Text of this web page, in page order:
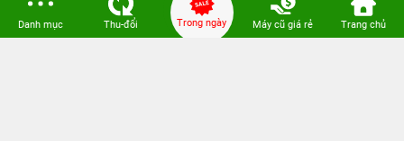
Kết nối 24hStore
Danh mục Thu-đổi Trong ngày Máy cũ giá rẻ Trang chủ